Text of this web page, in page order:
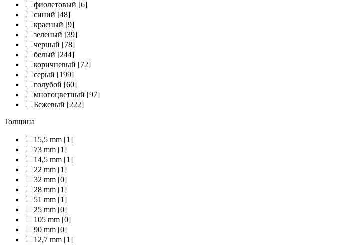
фиолетовый [6]
синий [48]
красный [9]
зеленый [39]
черный [78]
белый [244]
коричневый [72]
серый [199]
голубой [60]
многоцветный [97]
Бежевый [222]
Толщина
15,5 mm [1]
73 mm [1]
14,5 mm [1]
22 mm [1]
32 mm [0]
28 mm [1]
51 mm [1]
25 mm [0]
105 mm [0]
90 mm [0]
12,7 mm [1]